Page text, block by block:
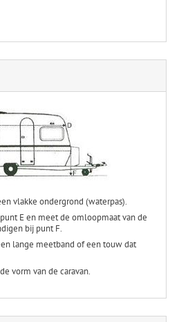
vlakke ondergrond (waterpas).
E en meet de omloopmaat van de
bij punt F.
lange meetband of een touw dat
vorm van de caravan.